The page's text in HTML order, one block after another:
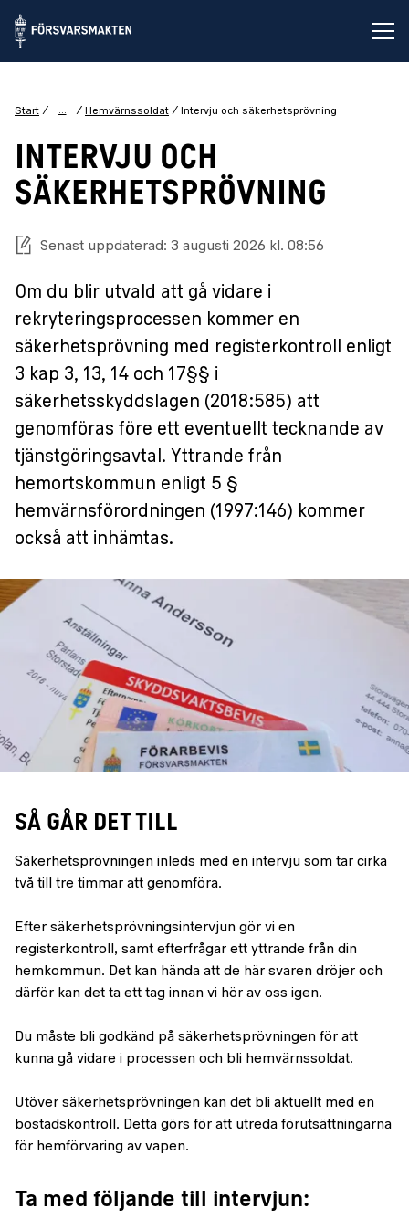
Start ... Hemvärnssoldat Intervju och säkerhetsprövning
INTERVJU OCH
SÄKERHETSPRÖVNING
Senast uppdaterad: 3 augusti 2026 kl. 08:56
Om du blir utvald att gå vidare i
rekryteringsprocessen kommer en
säkerhetsprövning med registerkontroll enligt
3 kap 3, 13, 14 och 17§§ i
säkerhetsskyddslagen (2018:585) att
genomföras före ett eventuellt tecknande av
tjänstgöringsavtal. Yttrande från
hemortskommun enligt 5 §
hemvärnsförordningen (1997:146) kommer
också att inhämtas.
SÅ GÅR DET TILL
Säkerhetsprövningen inleds med en intervju som tar cirka
två till tre timmar att genomföra.
Efter säkerhetsprövningsintervjun gör vi en
registerkontroll, samt efterfrågar ett yttrande från din
hemkommun. Det kan hända att de här svaren dröjer och
därför kan det ta ett tag innan vi hör av oss igen.
Du måste bli godkänd på säkerhetsprövningen för att
kunna gå vidare i processen och bli hemvärnssoldat.
Utöver säkerhetsprövningen kan det bli aktuellt med en
bostadskontroll. Detta görs för att utreda förutsättningarna
för hemförvaring av vapen.
Ta med följande till intervjun: